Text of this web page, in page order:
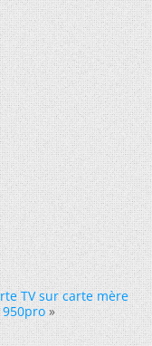
TV sur carte mère
»